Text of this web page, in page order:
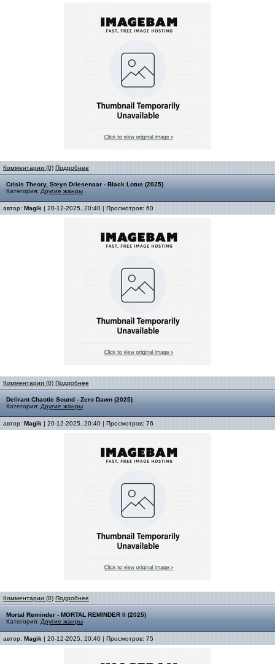
Комментарии (0) Подробнее
Crisis Theory, Steyn Driesenaar - Black Lotus (2025)
Категория: Другие жанры
автор: Magik | 20-12-2025, 20:40 | Просмотров: 60
Комментарии (0) Подробнее
Delirant Chaotic Sound - Zero Dawn (2025)
Категория: Другие жанры
автор: Magik | 20-12-2025, 20:40 | Просмотров: 76
Комментарии (0) Подробнее
Mortal Reminder - MORTAL REMINDER II (2025)
Категория: Другие жанры
автор: Magik | 20-12-2025, 20:40 | Просмотров: 75